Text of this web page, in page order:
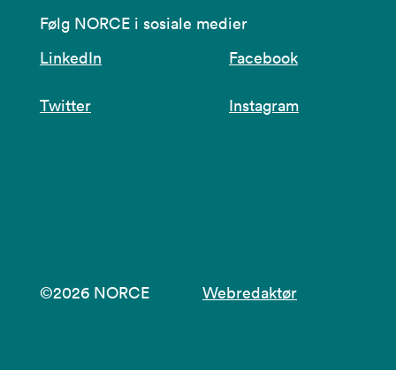
Følg NORCE i sosiale medier
LinkedIn
Facebook
Twitter Instagram
©2026 NORCE Webredaktør